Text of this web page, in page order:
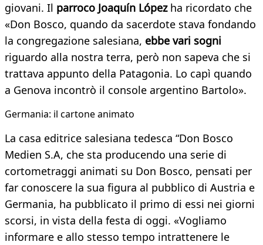
giovani. Il parroco Joaquín Lópezha ricordato che
«Don Bosco, quando da sacerdote stava fondando
la congregazione salesiana, ebbe vari sogni
riguardo alla nostra terra, però non sapeva che si
trattava appunto della Patagonia. Lo capì quando
a Genova incontrò il console argentino Bartolo».
Germania: il cartone animato
La casa editrice salesiana tedesca “Don Bosco
Medien S.A, che sta producendo una serie di
cortometraggi animati su Don Bosco, pensati per
far conoscere la sua figura al pubblico di Austria e
Germania, ha pubblicato il primo di essi nei giorni
scorsi, in vista della festa di oggi. «Vogliamo
informare e allo stesso tempo intrattenere le